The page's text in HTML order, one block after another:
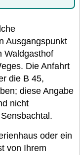
Ausgangspunkt
Waldgasthof
Die Anfahrt
die B 45,
diese Angabe
nicht
oder ein
von Ihrem